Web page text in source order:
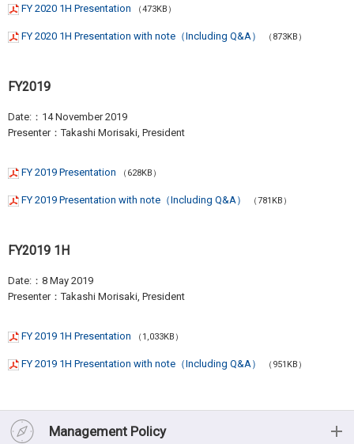
Management Policy
FY 2020 1H Presentation （473KB）
FY 2020 1H Presentation with note（Including Q&A） （873KB）
FY2019
Date:：14 November 2019
Presenter：Takashi Morisaki, President
FY 2019 Presentation （628KB）
FY 2019 Presentation with note（Including Q&A） （781KB）
FY2019 1H
Date:：8 May 2019
Presenter：Takashi Morisaki, President
FY 2019 1H Presentation （1,033KB）
FY 2019 1H Presentation with note（Including Q&A） （951KB）